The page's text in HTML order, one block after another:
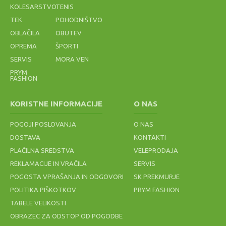
NASSAU
PREMIUMM
36,60 €
811379 ROYAL
33,75 €
FF 2 1011A136
001
60,00 €
KOLESARSTVOTENIS
TEK
POHODNIŠTVO
OBLAČILA
OBUTEV
OPREMA
ŠPORTI
SERVIS
MORA VEN
PRYM
FASHION
KORISTNE INFORMACIJE
POGOJI POSLOVANJA
DOSTAVA
PLAČILNA SREDSTVA
REKLAMACIJE IN VRAČILA
POGOSTA VPRAŠANJA IN ODGOVORI
POLITIKA PIŠKOTKOV
TABELE VELIKOSTI
OBRAZEC ZA ODSTOP OD POGODBE
O NAS
O NAS
KONTAKTI
VELEPRODAJA
SERVIS
SK PREKMURJE
PRYM FASHION